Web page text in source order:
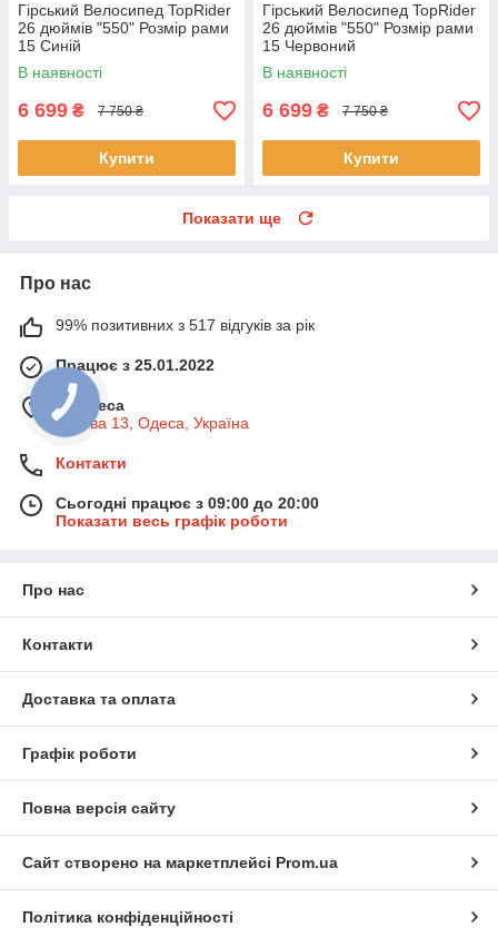
Гірський Велосипед TopRider
26 дюймів "550" Розмір рами
15 Синій
В наявності
6 699 ₴ 7 750 ₴
Купити
Гірський Велосипед TopRider
26 дюймів "550" Розмір рами
15 Червоний
В наявності
6 699 ₴ 7 750 ₴
Купити
Показати ще
Про нас
99% позитивних з 517 відгуків за рік
Працює з 25.01.2022
м. Одеса
Базова 13, Одеса, Україна
Контакти
Сьогодні працює з 09:00 до 20:00
Показати весь графік роботи
Про нас
Контакти
Доставка та оплата
Графік роботи
Повна версія сайту
Сайт створено на маркетплейсі Prom.ua
Політика конфіденційності